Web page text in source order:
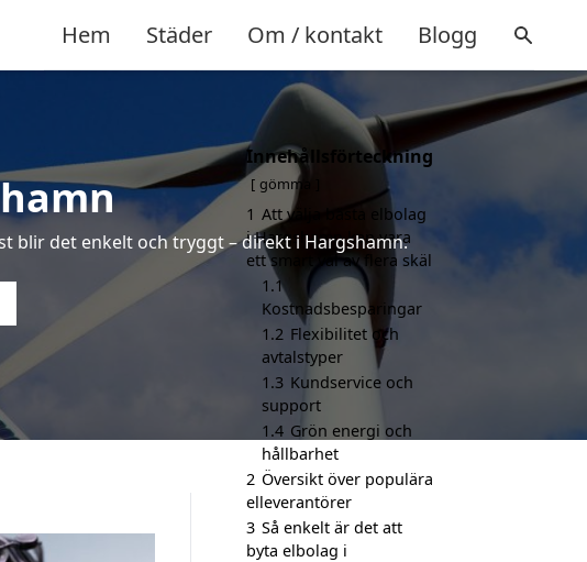
Hem Städer Om / kontakt Blogg
blir det enkelt och tryggt – direkt i Hargshamn.
Innehållsförteckning
gömma
1 Att välja bästa elbolag
i Hargshamn kan vara
ett smart val av flera skäl
1.1
Kostnadsbesparingar
1.2 Flexibilitet och
avtalstyper
1.3 Kundservice och
support
1.4 Grön energi och
hållbarhet
2 Översikt över populära
elleverantörer
3 Så enkelt är det att
byta elbolag i